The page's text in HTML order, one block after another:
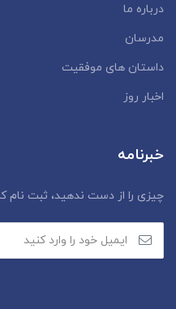
درباره ما
مدرسان
داستان‌ های موفقیت
اخبار روز
خبرنامه
چیزی را از دست ندهید، ثبت نام